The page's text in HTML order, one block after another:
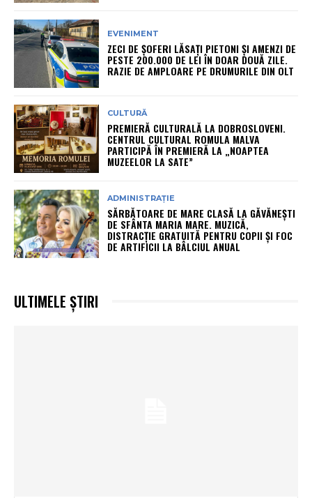
EVENIMENT
ZECI DE ȘOFERI LĂSAȚI PIETONI ȘI AMENZI DE
PESTE 200.000 DE LEI ÎN DOAR DOUĂ ZILE.
RAZIE DE AMPLOARE PE DRUMURILE DIN OLT
CULTURĂ
PREMIERĂ CULTURALĂ LA DOBROSLOVENI.
CENTRUL CULTURAL ROMULA MALVA
PARTICIPĂ ÎN PREMIERĂ LA „NOAPTEA
MUZEELOR LA SATE”
ADMINISTRAȚIE
SĂRBĂTOARE DE MARE CLASĂ LA GĂVĂNEȘTI
DE SFÂNTA MARIA MARE. MUZICĂ,
DISTRACȚIE GRATUITĂ PENTRU COPII ȘI FOC
DE ARTIFICII LA BÂLCIUL ANUAL
ULTIMELE ȘTIRI